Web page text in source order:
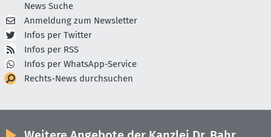
News Suche
Anmeldung zum Newsletter
Infos per Twitter
Infos per RSS
Infos per WhatsApp-Service
Rechts-News durchsuchen